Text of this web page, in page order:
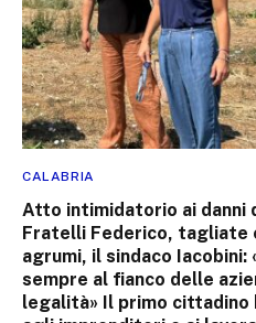
CALABRIA
Atto intimidatorio ai danni
Fratelli Federico, tagliate
agrumi, il sindaco
sempre al fianco delle
legalità» Il primo